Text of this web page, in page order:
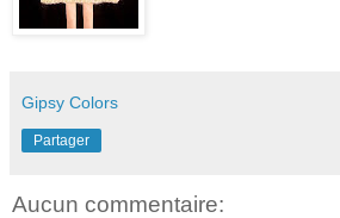
Gipsy Colors
Partager
Aucun commentaire: